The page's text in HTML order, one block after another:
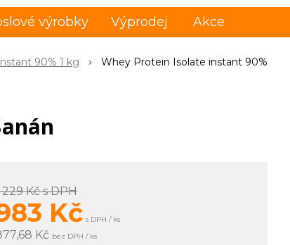
výrobky Výprodej Akce
90% 1 kg
Whey Protein Isolate instant 90%
229 Kčs DPH
Kč s DPH / ks
Kč bez DPH / ks